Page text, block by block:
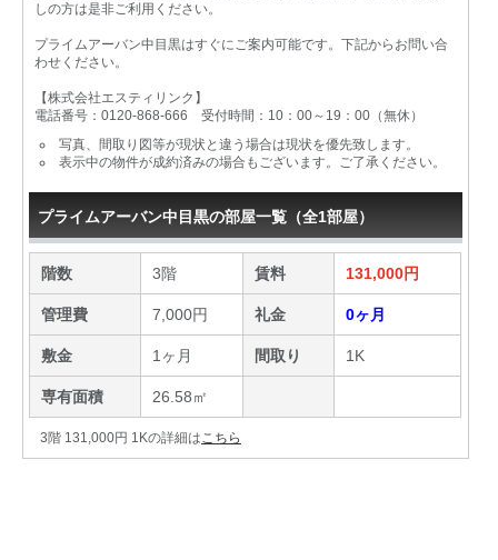
しの方は是非ご利用ください。
プライムアーバン中目黒はすぐにご案内可能です。下記からお問い合
わせください。
【株式会社エスティリンク】
電話番号：0120-868-666 受付時間：10：00～19：00（無休）
写真、間取り図等が現状と違う場合は現状を優先致します。
表示中の物件が成約済みの場合もございます。ご了承ください。
プライムアーバン中目黒の部屋一覧（全1部屋）
階数 3階 賃料 131,000円
管理費 7,000円 礼金 0ヶ月
敷金 1ヶ月 間取り 1K
専有面積 26.58㎡
3階 131,000円 1Kの詳細は こちら